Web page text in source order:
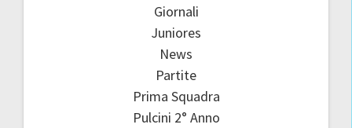
Giornali
Juniores
News
Partite
Prima Squadra
Pulcini 2° Anno